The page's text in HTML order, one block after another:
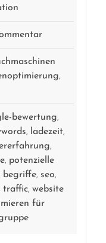
,
bewertung,
, ladezeit,
,
, potenzielle
begriffe, seo,
traffic, website
für